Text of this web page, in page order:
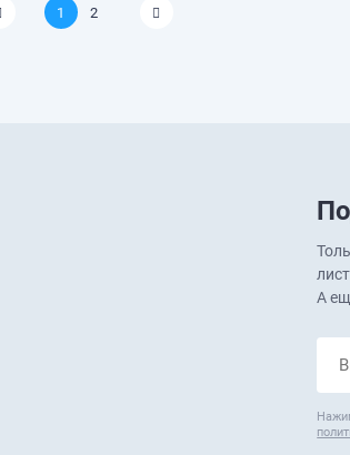
1 2
А